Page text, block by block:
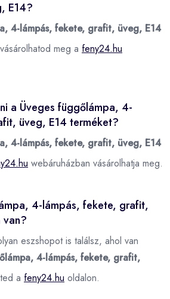
E14?
4-lámpás, fekete, grafit, üveg, E14
meg a feny24.hu
a Üveges függőlámpa, 4-
üveg, E14 terméket?
4-lámpás, fekete, grafit, üveg, E14
webáruházban vásárolhatja meg.
4-lámpás, fekete, grafit,
van?
eszshopot is találsz, ahol van
4-lámpás, fekete, grafit,
a feny24.hu oldalon.